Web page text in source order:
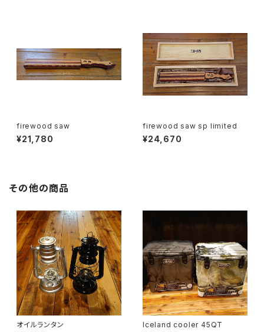
firewood saw
¥21,780
firewood saw sp limited
¥24,670
その他の商品
オイルランタン Iceland cooler 45QT